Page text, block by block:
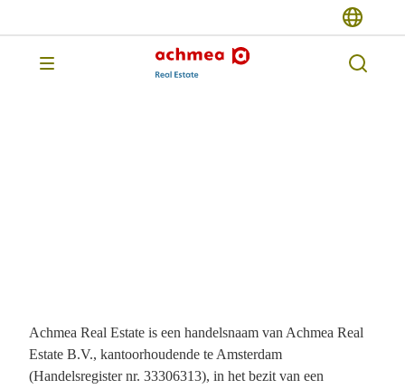
Achmea Real Estate is een handelsnaam van Achmea Real
Estate B.V., kantoorhoudende te Amsterdam
(Handelsregister nr. 33306313), in het bezit van een